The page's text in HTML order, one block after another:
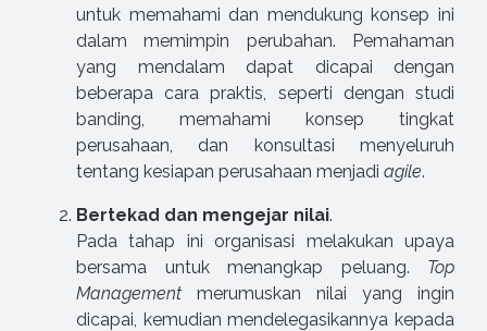
untuk memahami dan mendukung konsep ini
dalam memimpin perubahan. Pemahaman
yang mendalam dapat dicapai dengan
beberapa cara praktis, seperti dengan studi
banding, memahami konsep tingkat
perusahaan, dan konsultasi menyeluruh
tentang kesiapan perusahaan menjadi agile.
Bertekad dan mengejar nilai.
Pada tahap ini organisasi melakukan upaya
bersama untuk menangkap peluang. Top
Management merumuskan nilai yang ingin
dicapai, kemudian mendelegasikannya kepada